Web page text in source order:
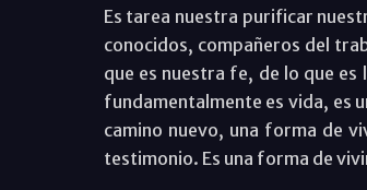
Es tarea nuestra purificar
conocidos, compañeros del
que es nuestra fe, de lo que es
fundamentalmente es vida, es
camino nuevo, una forma de
testimonio. Es una forma de